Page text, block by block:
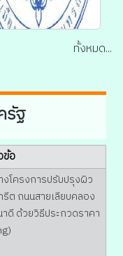
.ค.69 ประกาศฯ
ประกาศผู้ชนะการ
อคู่มือรวมกฏหมาย
ดินและสิ่งปลู...
ทั้งหมด...
รัฐ
ข้อ
โครงการปรับปรุงผิว
ต ถนนสายเลียบคลอง
ดี ด้วยวิธีประกวดราคา